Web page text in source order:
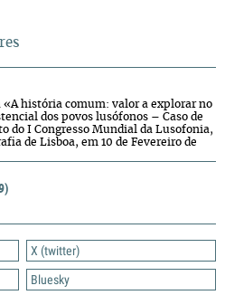
X (twitter)
Bluesky
história comum: valor a explorar no
dos povos lusófonos – Caso de
do I Congresso Mundial da Lusofonia,
de Lisboa, em 10 de Fevereiro de